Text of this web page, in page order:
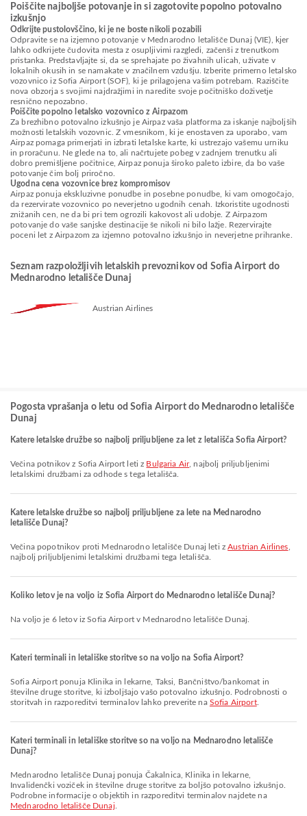
Poiščite najboljše potovanje in si zagotovite popolno potovalno
izkušnjo
Odkrijte pustolovščino, ki je ne boste nikoli pozabili
Odpravite se na izjemno potovanje v Mednarodno letališče Dunaj (VIE), kjer
lahko odkrijete čudovita mesta z osupljivimi razgledi, začenši z trenutkom
pristanka. Predstavljajte si, da se sprehajate po živahnih ulicah, uživate v
lokalnih okusih in se namakate v značilnem vzdušju. Izberite primerno letalsko
vozovnico iz Sofia Airport (SOF), ki je prilagojena vašim potrebam. Raziščite
nova obzorja s svojimi najdražjimi in naredite svoje počitniško doživetje
resnično nepozabno.
Poiščite popolno letalsko vozovnico z Airpazom
Za brezhibno potovalno izkušnjo je Airpaz vaša platforma za iskanje najboljših
možnosti letalskih vozovnic. Z vmesnikom, ki je enostaven za uporabo, vam
Airpaz pomaga primerjati in izbrati letalske karte, ki ustrezajo vašemu urniku
in proračunu. Ne glede na to, ali načrtujete pobeg v zadnjem trenutku ali
dobro premišljene počitnice, Airpaz ponuja široko paleto izbire, da bo vaše
potovanje čim bolj priročno.
Ugodna cena vozovnice brez kompromisov
Airpaz ponuja ekskluzivne ponudbe in posebne ponudbe, ki vam omogočajo,
da rezervirate vozovnico po neverjetno ugodnih cenah. Izkoristite ugodnosti
znižanih cen, ne da bi pri tem ogrozili kakovost ali udobje. Z Airpazom
potovanje do vaše sanjske destinacije še nikoli ni bilo lažje. Rezervirajte
poceni let z Airpazom za izjemno potovalno izkušnjo in neverjetne prihranke.
Seznam razpoložljivih letalskih prevoznikov od Sofia Airport do
Mednarodno letališče Dunaj
Austrian Airlines
Pogosta vprašanja o letu od Sofia Airport do Mednarodno letališče
Dunaj
Katere letalske družbe so najbolj priljubljene za let z letališča Sofia Airport?
Večina potnikov z Sofia Airport leti z Bulgaria Air, najbolj priljubljenimi
letalskimi družbami za odhode s tega letališča.
Katere letalske družbe so najbolj priljubljene za lete na Mednarodno
letališče Dunaj?
Večina popotnikov proti Mednarodno letališče Dunaj leti zAustrian Airlines
najbolj priljubljenimi letalskimi družbami tega letališča.
Koliko letov je na voljo iz Sofia Airport do Mednarodno letališče Dunaj?
Na voljo je 6 letov iz Sofia Airport v Mednarodno letališče Dunaj.
Kateri terminali in letališke storitve so na voljo na Sofia Airport?
Sofia Airport ponuja Klinika in lekarne, Taksi, Bančništvo/bankomat in
številne druge storitve, ki izboljšajo vašo potovalno izkušnjo. Podrobnosti o
storitvah in razporeditvi terminalov lahko preverite na Sofia Airport.
Kateri terminali in letališke storitve so na voljo na Mednarodno letališče
Dunaj?
Mednarodno letališče Dunaj ponuja Čakalnica, Klinika in lekarne,
Invalidenčki voziček in številne druge storitve za boljšo potovalno izkušnjo.
Podrobne informacije o objektih in razporeditvi terminalov najdete na
Mednarodno letališče Dunaj